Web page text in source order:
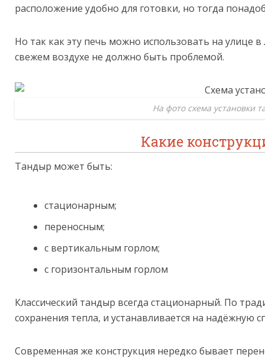
расположение удобно для готовки, но тогда
Но так как эту печь можно использовать на улице
свежем воздухе не должно быть проблемой.
На фото схема установки
Какие
Тандыр может быть:
стационарным;
переносным;
с вертикальным горлом;
с горизонтальным горлом
Классический тандыр всегда стационарный. По
сохранения тепла, и устанавливается на
Современная же конструкция нередко бывает